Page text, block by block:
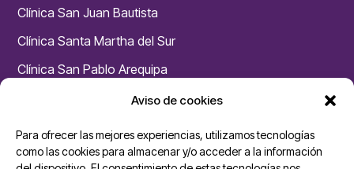
Aviso de cookies
Para ofrecer las mejores experiencias, utilizamos tecnologías
como las cookies para almacenar y/o acceder a la información
Clínica San Juan Bautista
Clínica Santa Martha del Sur
Clínica San Pablo Arequipa
Clínica San Pablo Huaraz
Unidades San Pablo